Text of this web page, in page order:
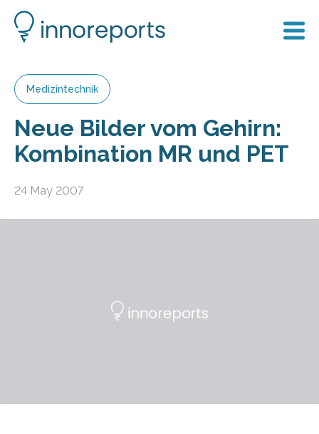
Medizintechnik
Neue Bilder vom Gehirn:
Kombination MR und PET
24 May 2007